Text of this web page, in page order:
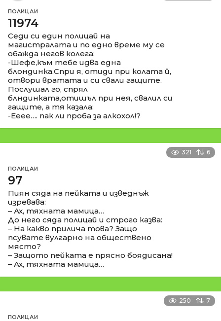
ПОЛИЦАИ
11974
Седи си един полицай на
магистралата и по едно време му се
обажда негов колега:
-Шефе,към тебе идва една
блондинка.Спри я, отиди при колата й,
отвори вратата и си свали гащите.
Послушал го, спрял
блндинката,отишъл при нея, свалил си
гащите, а тя казала:
-Ееее…. пак ли проба за алкохол!?
321 6
ПОЛИЦАИ
97
Пиян сяда на пейката и изведнъж
изревава:
– Ах, тяхната мамица…
До него сяда полицай и строго казва:
– На какво прилича това? Защо
псувате вулгарно на обществено
място?
– Защото пейката е прясно боядисана!
– Ах, тяхната мамица…
250 7
ПОЛИЦАИ